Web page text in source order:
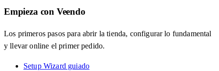
Empieza con Veendo
Los primeros pasos para abrir la tienda, configurar lo fundamental
y llevar online el primer pedido.
Setup Wizard guiado